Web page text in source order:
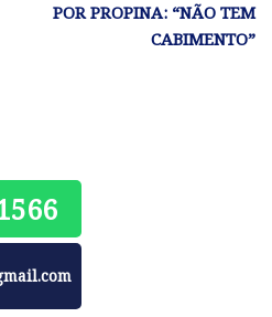
POR PROPINA: “NÃO TEM
CABIMENTO”